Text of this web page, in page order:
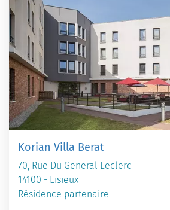
Korian Villa Berat
70, Rue Du General Leclerc
14100 - Lisieux
Résidence partenaire